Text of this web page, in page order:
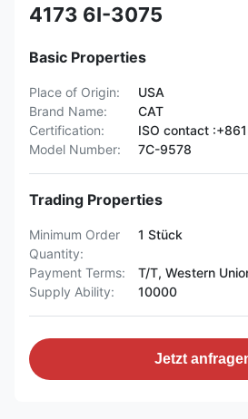
4173 6I-3075
Basic Properties
Place of Origin:
USA
Brand Name:
CAT
Certification:
ISO contact
Model Number:
7C-9578
Trading Properties
Minimum Order
Quantity:
1 Stück
Payment Terms:
T/T, Western
Supply Ability:
10000
Jetzt